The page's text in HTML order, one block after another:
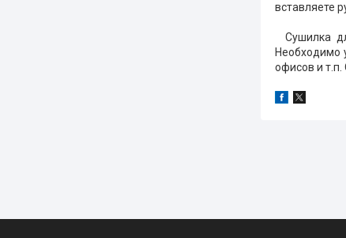
вставляете
Сушилка
Необходимо
офисов и т.п.